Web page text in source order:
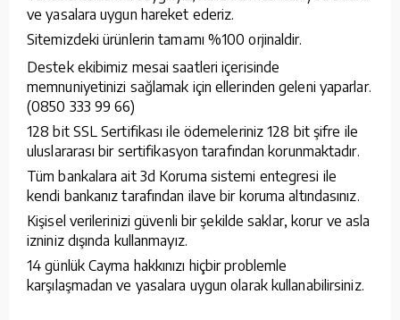
ve yasalara uygun hareket ederiz.
Sitemizdeki ürünlerin tamamı %100 orjinaldir.
Destek ekibimiz mesai saatleri içerisinde
memnuniyetinizi sağlamak için ellerinden geleni yaparlar.
(0850 333 99 66)
128 bit SSL Sertifikası ile ödemeleriniz 128 bit şifre ile
uluslararası bir sertifikasyon tarafından korunmaktadır.
Tüm bankalara ait 3d Koruma sistemi entegresi ile
kendi bankanız tarafından ilave bir koruma altındasınız.
Kişisel verilerinizi güvenli bir şekilde saklar, korur ve asla
izniniz dışında kullanmayız.
14 günlük Cayma hakkınızı hiçbir problemle
karşılaşmadan ve yasalara uygun olarak kullanabilirsiniz.